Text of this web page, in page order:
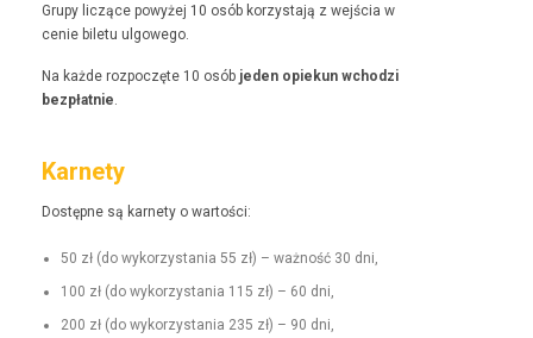
Grupy liczące powyżej 10 osób korzys­ta­ją z wejś­cia w
cenie bile­tu ulgowego.
Na każde rozpoczęte 10 osób jeden opiekun wchodzi
bezpłat­nie.
Karnety
Dostęp­ne są kar­ne­ty o wartości:
50 zł (do wyko­rzys­ta­nia 55 zł) – ważność 30 dni,
100 zł (do wyko­rzys­ta­nia 115 zł) – 60 dni,
200 zł (do wyko­rzys­ta­nia 235 zł) – 90 dni,